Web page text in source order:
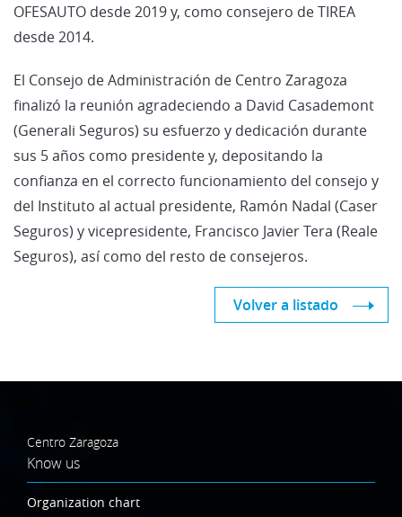
OFESAUTO desde 2019 y, como consejero de TIREA
desde 2014.
El Consejo de Administración de Centro Zaragoza
finalizó la reunión agradeciendo a David Casademont
(Generali Seguros) su esfuerzo y dedicación durante
sus 5 años como presidente y, depositando la
confianza en el correcto funcionamiento del consejo y
del Instituto al actual presidente, Ramón Nadal (Caser
Seguros) y vicepresidente, Francisco Javier Tera (Reale
Seguros), así como del resto de consejeros.
Volver a listado
Centro Zaragoza
Know us
Organization chart